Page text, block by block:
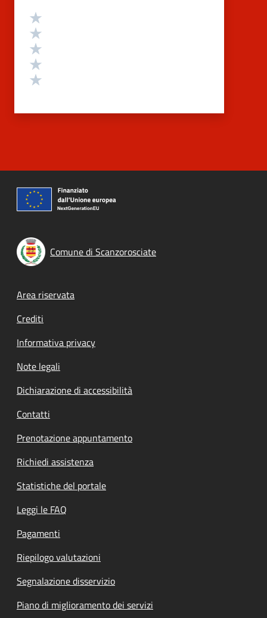
Valutazione
Comune di Scanzorosciate
Footer menu
Area riservata
Crediti
Informativa privacy
Note legali
Dichiarazione di accessibilità
Contatti
Prenotazione appuntamento
Richiedi assistenza
Statistiche del portale
Leggi le FAQ
Pagamenti
Riepilogo valutazioni
Segnalazione disservizio
Piano di miglioramento dei servizi